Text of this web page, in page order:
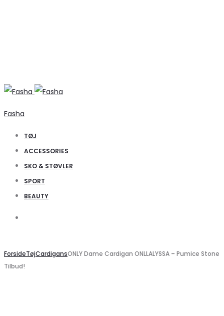
Fasha
TØJ
ACCESSORIES
SKO & STØVLER
SPORT
BEAUTY
ForsideTøjCardigansONLY Dame Cardigan ONLLALYSSA – Pumice Stone
Tilbud!